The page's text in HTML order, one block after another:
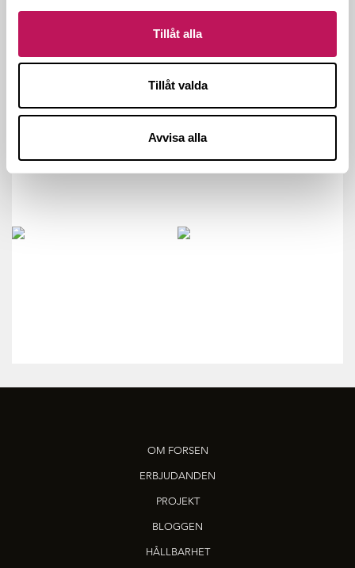
Tillåt alla
Tillåt valda
Avvisa alla
OM FORSEN
ERBJUDANDEN
PROJEKT
BLOGGEN
HÅLLBARHET